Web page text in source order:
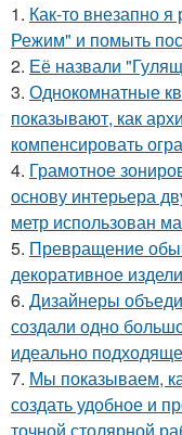
1. Как-то внезапно
Режим" и помыть
2. Её назвали
3. Однокомнатные
показывают, как
компенсировать
4. Грамотное
основу интерьера
метр использован
5. Превращение
декоративное
6. Дизайнеры
создали одно
идеально
7. Мы показываем,
создать удобное и